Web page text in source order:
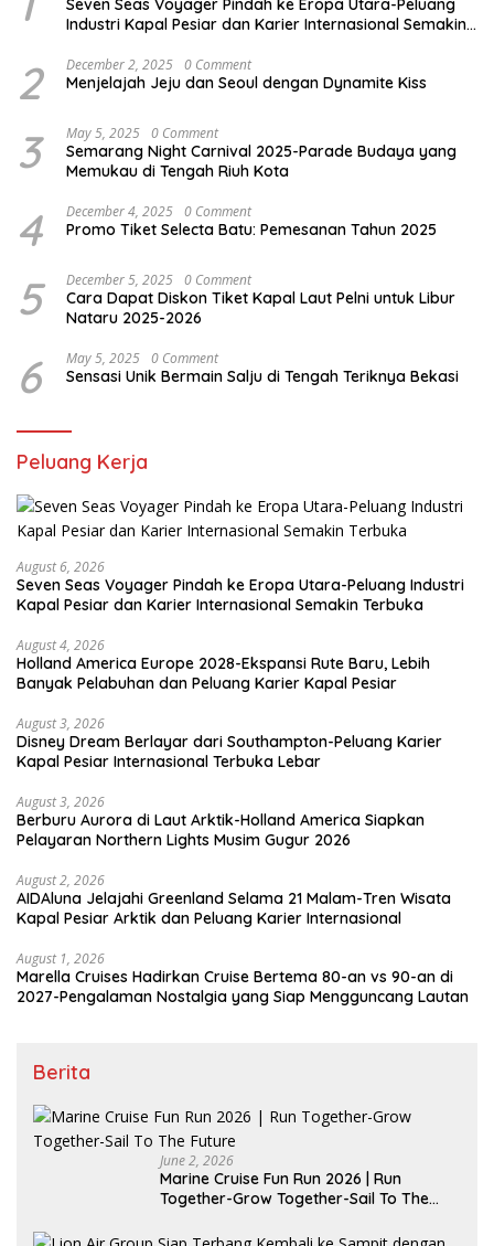
Seven Seas Voyager Pindah ke Eropa Utara-Peluang
Industri Kapal Pesiar dan Karier Internasional Semakin
2 December 2, 2025 0 Comment
Menjelajah Jeju dan Seoul dengan Dynamite Kiss
3 May 5, 2025 0 Comment
Semarang Night Carnival 2025-Parade Budaya yang
Memukau di Tengah Riuh Kota
4 December 4, 2025 0 Comment
Promo Tiket Selecta Batu: Pemesanan Tahun 2025
5 December 5, 2025 0 Comment
Cara Dapat Diskon Tiket Kapal Laut Pelni untuk Libur
Nataru 2025-2026
6 May 5, 2025 0 Comment
Sensasi Unik Bermain Salju di Tengah Teriknya Bekasi
Peluang Kerja
August 6, 2026
Seven Seas Voyager Pindah ke Eropa Utara-Peluang Industri
Kapal Pesiar dan Karier Internasional Semakin Terbuka
August 4, 2026
Holland America Europe 2028-Ekspansi Rute Baru, Lebih
Banyak Pelabuhan dan Peluang Karier Kapal Pesiar
August 3, 2026
Disney Dream Berlayar dari Southampton-Peluang Karier
Kapal Pesiar Internasional Terbuka Lebar
August 3, 2026
Berburu Aurora di Laut Arktik-Holland America Siapkan
Pelayaran Northern Lights Musim Gugur 2026
August 2, 2026
AIDAluna Jelajahi Greenland Selama 21 Malam-Tren Wisata
Kapal Pesiar Arktik dan Peluang Karier Internasional
August 1, 2026
Marella Cruises Hadirkan Cruise Bertema 80-an vs 90-an di
2027-Pengalaman Nostalgia yang Siap Mengguncang Lautan
Berita
June 2, 2026
Marine Cruise Fun Run 2026 | Run
Together-Grow Together-Sail To The